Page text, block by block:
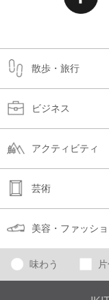
散歩・旅行
ビジネス
アクティビティ
芸術
美容・ファッシ
味わう